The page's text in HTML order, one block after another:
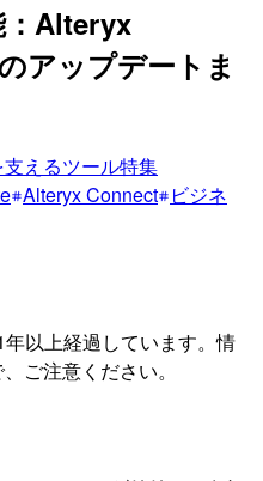
：Alteryx
アップデートま
支えるツール特集
Alteryx Connect ビジネ
以上経過しています。情
ご注意ください。